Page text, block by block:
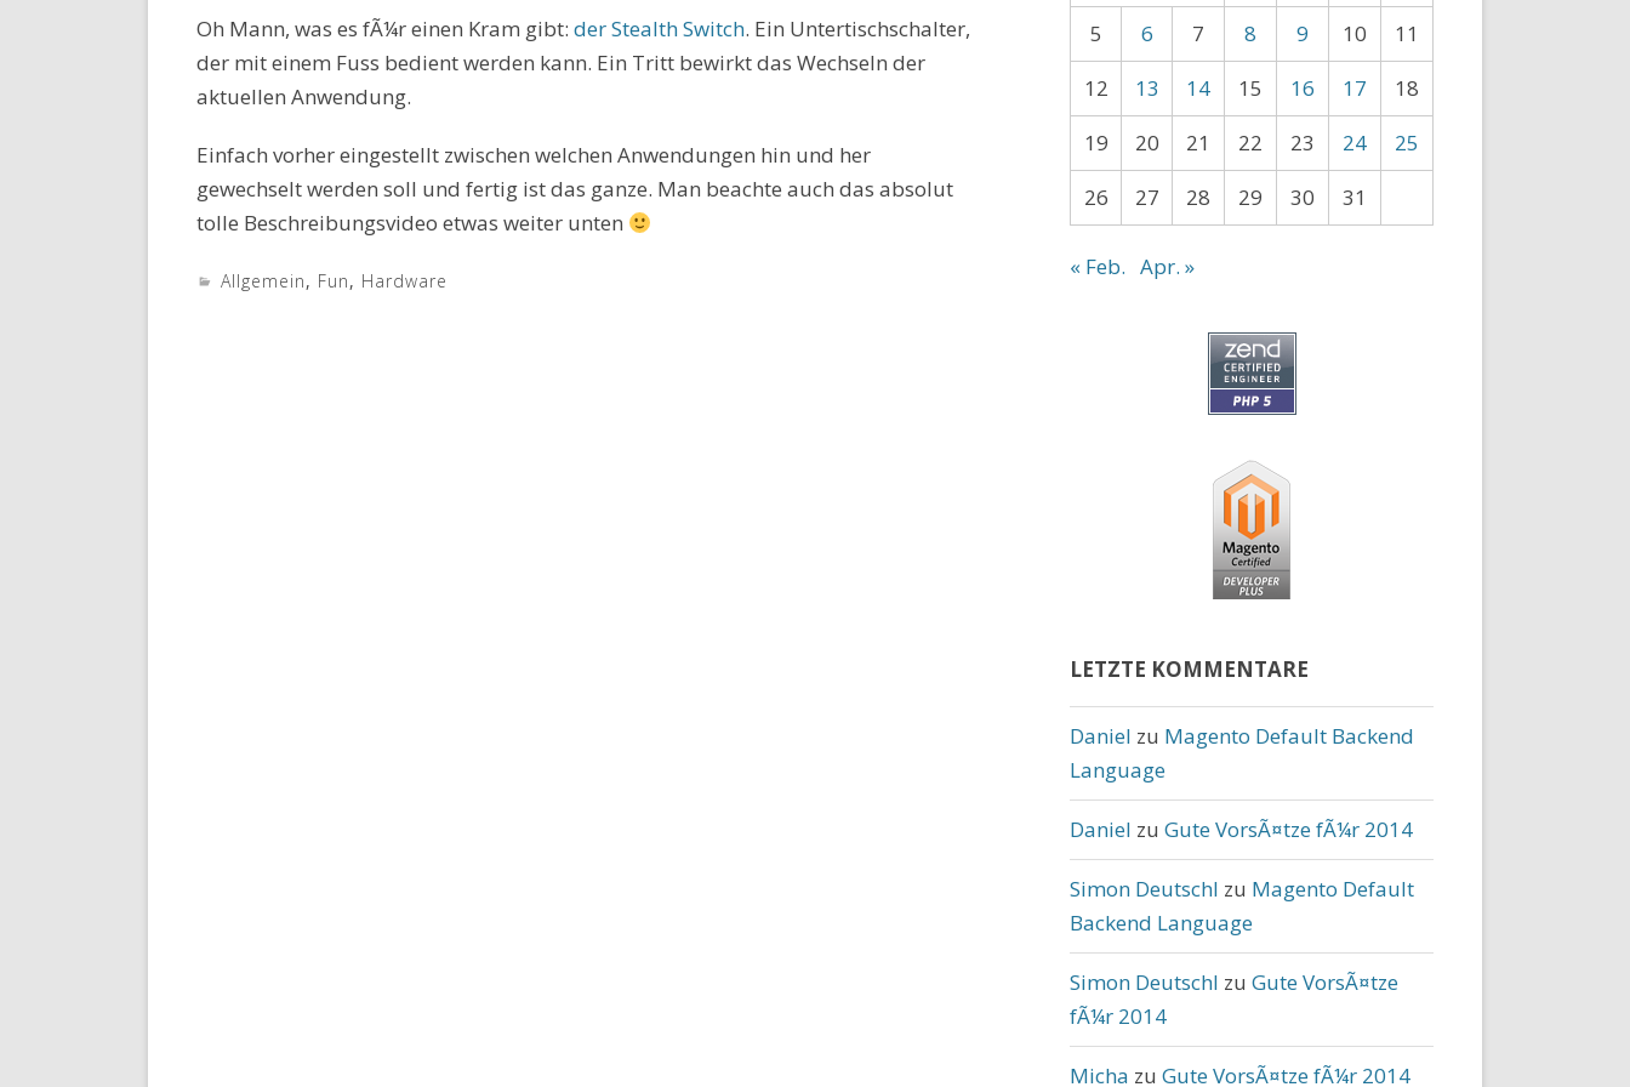
Oh Mann, was es fÃ¼r einen Kram gibt: der Stealth Switch. Ein Untertischschalter,
der mit einem Fuss bedient werden kann. Ein Tritt bewirkt das Wechseln der
aktuellen Anwendung.
Einfach vorher eingestellt zwischen welchen Anwendungen hin und her
gewechselt werden soll und fertig ist das ganze. Man beachte auch das absolut
tolle Beschreibungsvideo etwas weiter unten
Allgemein, Fun, Hardware
5 6 7 8 9 10
11
12
13 14 15 16 17
18
19
20 21 22 23 24
25
26
27 28 29 30 31
« Feb. Apr. »
LETZTE KOMMENTARE
Daniel zu Magento Default Backend
Language
Daniel zu Gute VorsÃ¤tze fÃ¼r 2014
Simon Deutschl zu Magento Default
Backend Language
Simon Deutschl zu Gute VorsÃ¤tze
fÃ¼r 2014
Micha zu Gute VorsÃ¤tze fÃ¼r 2014